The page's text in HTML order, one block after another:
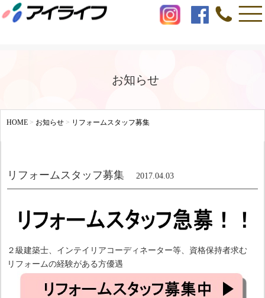
お知らせ
HOME > お知らせ > リフォームスタッフ募集
リフォームスタッフ募集 2017.04.03
２級建築士、インテイリアコーディネーター等、資格保持者求む
リフォームの経験がある方優遇